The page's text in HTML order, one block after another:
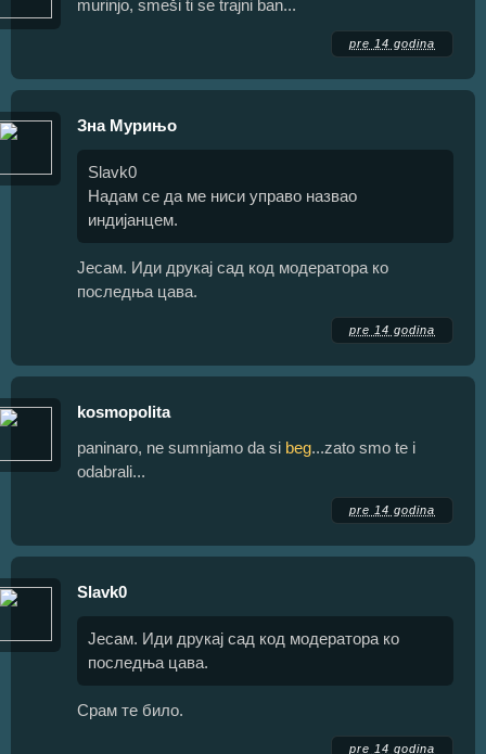
murinjo, smeši ti se trajni ban...
pre 14 godina
Зна Мурињо
Slavk0
Надам се да ме ниси управо назвао
индијанцем.
Јесам. Иди друкај сад код модератора ко
последња цава.
pre 14 godina
kosmopolita
paninaro, ne sumnjamo da si beg...zato smo te i
odabrali...
pre 14 godina
Slavk0
Јесам. Иди друкај сад код модератора ко
последња цава.
Срам те било.
pre 14 godina